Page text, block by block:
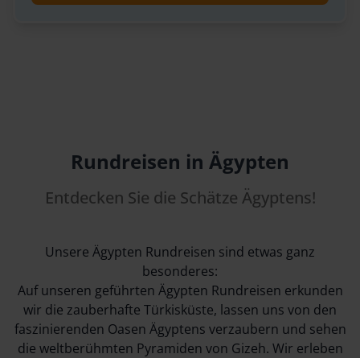
Rundreisen in Ägypten
Entdecken Sie die Schätze Ägyptens!
Unsere Ägypten Rundreisen sind etwas ganz
besonderes:
Auf unseren geführten Ägypten Rundreisen erkunden
wir die zauberhafte Türkisküste, lassen uns von den
faszinierenden Oasen Ägyptens verzaubern und sehen
die weltberühmten Pyramiden von Gizeh. Wir erleben